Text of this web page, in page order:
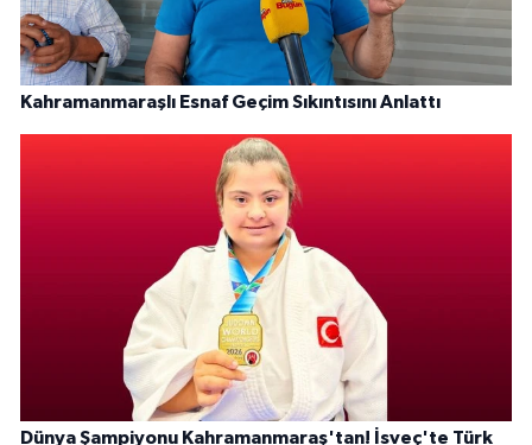
Kahramanmaraşlı Esnaf Geçim Sıkıntısını Anlattı
Dünya Şampiyonu Kahramanmaraş'tan! İsveç'te Türk